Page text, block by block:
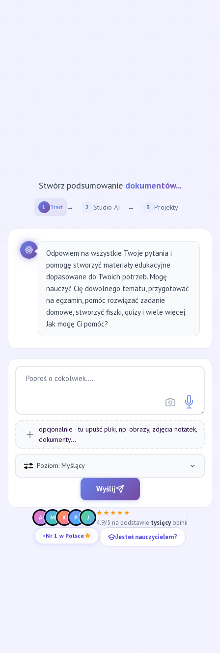
Stwórz podsumowanie strony internetowej...
1 Start → 2 Studio AI → 3 Projekty
Odpowiem na wszystkie Twoje pytania i
pomogę stworzyć materiały edukacyjne
dopasowane do Twoich potrzeb. Mogę
nauczyć Cię dowolnego tematu, przygotować
na egzamin, pomóc rozwiązać zadanie
domowe, stworzyć fiszki, quizy i wiele więcej.
Jak mogę Ci pomóc?
opcjonalnie - tu upuść pliki, np. obrazy, zdjęcia notatek,
dokumenty...
Poziom: Myślący
Wyślij
A M K P J
★★★★★
4.9/5 na podstawie tysięcyopinii
Nr 1 w Polsce Jesteś nauczycielem?